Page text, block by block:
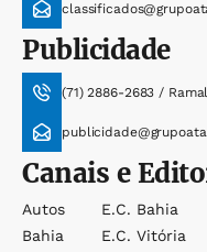
Publicidade
(71) 2886-2683 /
Canais e
Autos
Bahia
E.c. Bahia
E.c. Vitória